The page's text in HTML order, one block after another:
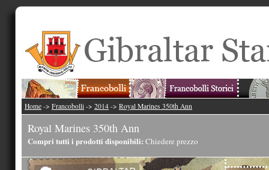
Home -> Francobolli -> 2014 -> Royal Marines 350th Ann
Royal Marines 350th Ann
Compri tutti i prodotti disponibili: Chiedere prezzo